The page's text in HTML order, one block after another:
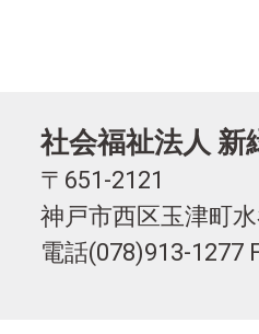
社会福祉法人 新
〒651-2121
神戸市西区玉津町
電話(078)913-1277